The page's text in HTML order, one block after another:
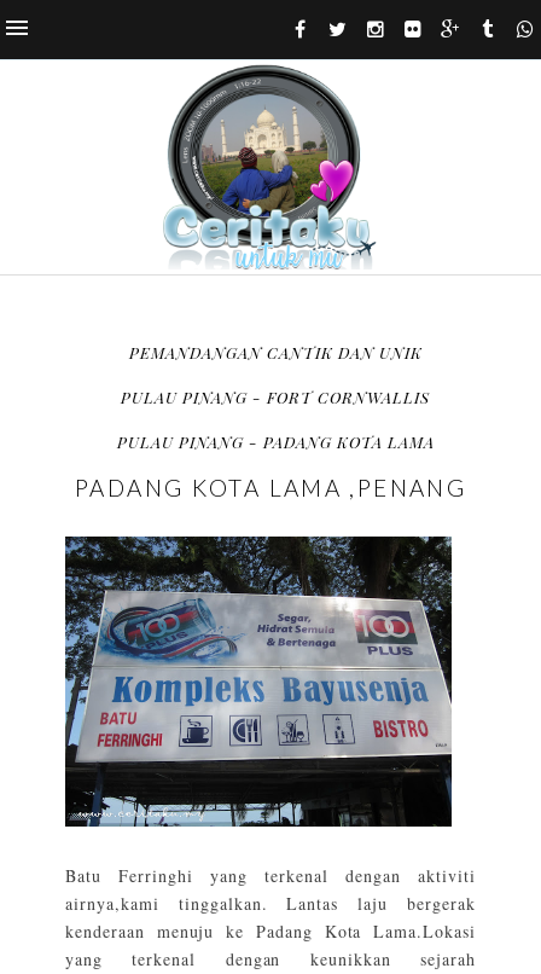
PEMANDANGAN CANTIK DAN UNIK
PULAU PINANG - FORT CORNWALLIS
PULAU PINANG - PADANG KOTA LAMA
PADANG KOTA LAMA ,PENANG
Batu Ferringhi yang terkenal dengan aktiviti
airnya,kami tinggalkan. Lantas laju bergerak
kenderaan menuju ke Padang Kota Lama.Lokasi
yang terkenal dengan keunikkan sejarah